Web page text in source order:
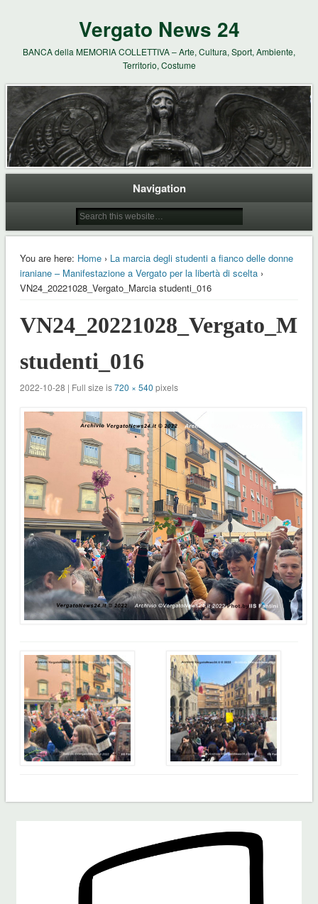
Vergato News 24
BANCA della MEMORIA COLLETTIVA – Arte, Cultura, Sport, Ambiente,
Territorio, Costume
Navigation
You are here: Home› La marcia degli studenti a fianco delle donne
iraniane – Manifestazione a Vergato per la libertà di scelta›
VN24_20221028_Vergato_Marcia studenti_016
studenti_016
2022-10-28 | Full size is720 × 540 pixels